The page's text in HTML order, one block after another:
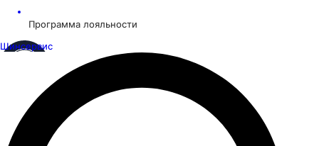
Программа лояльности
Шинсервис